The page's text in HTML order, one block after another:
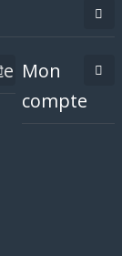
Mon
compte